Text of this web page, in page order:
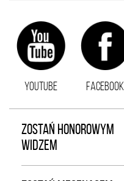
YOUTUBE FACEBOOK
ZOSTAŃ HONOROWYM
WIDZEM